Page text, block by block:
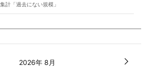
計「過去にない規模」
2026年 8月